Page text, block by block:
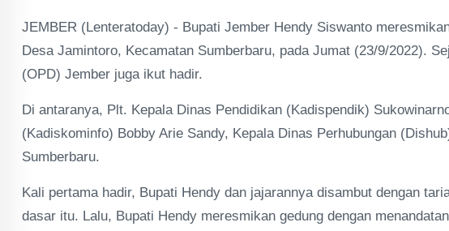
JEMBER (Lenteratoday) - Bupati Jember Hendy Siswanto
Desa Jamintoro, Kecamatan Sumberbaru, pada Jumat (23/9/2022).
(OPD) Jember juga ikut hadir.
Di antaranya, Plt. Kepala Dinas Pendidikan (Kadispendik)
(Kadiskominfo) Bobby Arie Sandy, Kepala Dinas Perhubungan
Sumberbaru.
Kali pertama hadir, Bupati Hendy dan jajarannya disambut dengan
dasar itu. Lalu, Bupati Hendy meresmikan gedung dengan